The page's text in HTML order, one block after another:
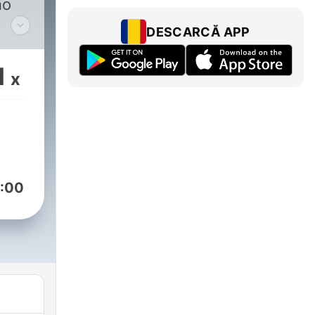
x
DESCARCĂ APP